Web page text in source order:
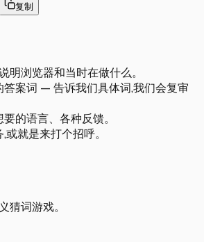
复制
明浏览器和当时在做什么。
答案词 — 告诉我们具体词,我们会复审
的语言、各种反馈。
就是来打个招呼。
猜词游戏。